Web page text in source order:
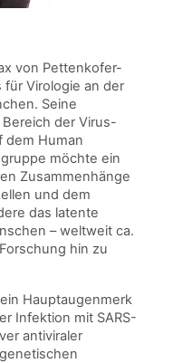
von Pettenkofer-
Virologie an der
Seine
der Virus-
dem Human
möchte ein
Zusammenhänge
und dem
das latente
– weltweit ca.
hin zu
Hauptaugenmerk
Infektion mit SARS-
antiviraler